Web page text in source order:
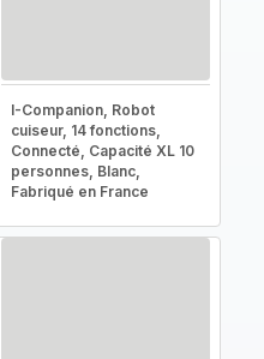
I-Companion, Robot
cuiseur, 14 fonctions,
Connecté, Capacité XL 10
personnes, Blanc,
Fabriqué en France